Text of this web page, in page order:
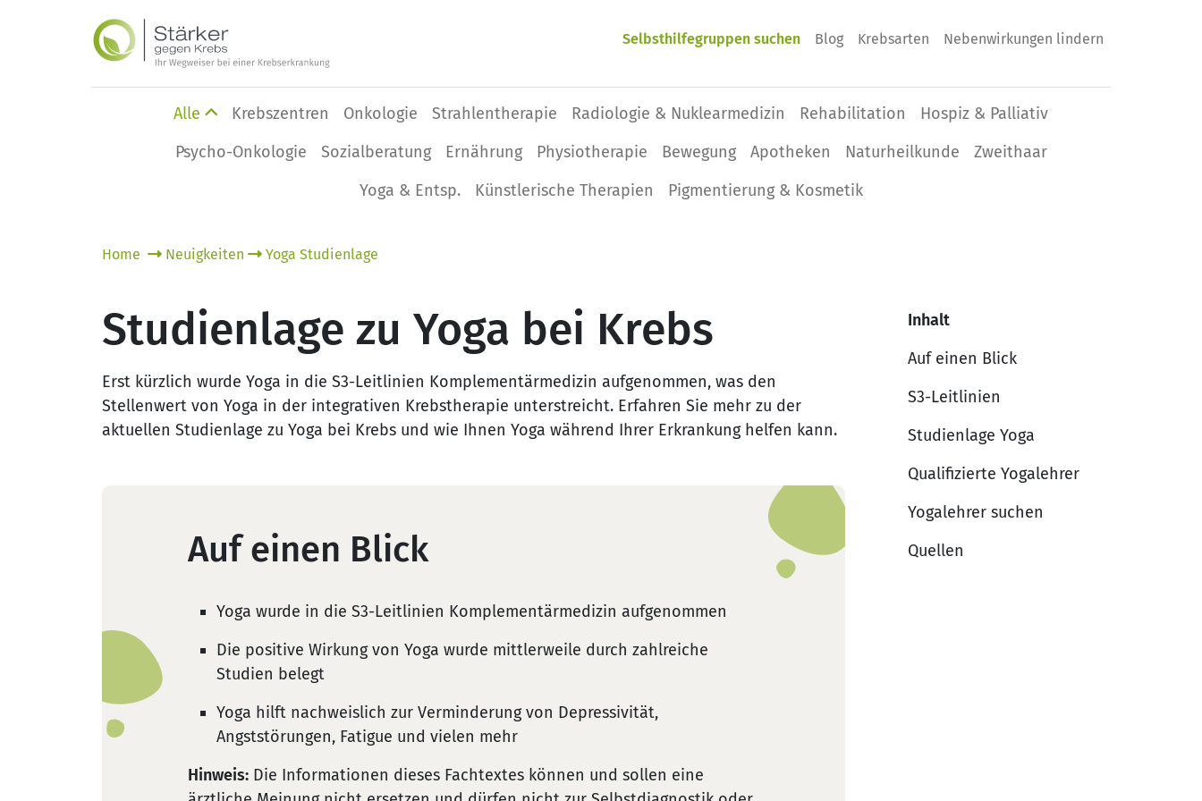
Selbsthilfegruppen suchen Blog Krebsarten Nebenwirkungen lindern
Alle Krebszentren Onkologie Strahlentherapie Radiologie & Nuklearmedizin Rehabilitation
Hospiz & Palliativ
Psycho-Onkologie
Sozialberatung Ernährung Physio­therapie Bewegung Apotheken Naturheilkunde
Zweithaar
Yoga & Entsp.
Künstlerische Therapien Pigmentierung & Kosmetik
Home Neuigkeiten Yoga Studienlage
Studienlage zu Yoga bei Krebs
Erst kürzlich wurde Yoga in die S3-Leitlinien Komplementärmedizin aufgenommen, was den
Stellenwert von Yoga in der integrativen Krebstherapie unterstreicht. Erfahren Sie mehr zu der
aktuellen Studienlage zu Yoga bei Krebs und wie Ihnen Yoga während Ihrer Erkrankung helfen kann.
Auf einen Blick
Yoga wurde in die S3-Leitlinien Komplementärmedizin aufgenommen
Die positive Wirkung von Yoga wurde mittlerweile durch zahlreiche
Studien belegt
Yoga hilft nachweislich zur Verminderung von Depressivität,
Angststörungen, Fatigue und vielen mehr
Hinweis: Die Informationen dieses Fachtextes können und sollen eine
Inhalt
Auf einen Blick
S3-Leitlinien
Studienlage Yoga
Qualifizierte Yogalehrer
Yogalehrer suchen
Quellen